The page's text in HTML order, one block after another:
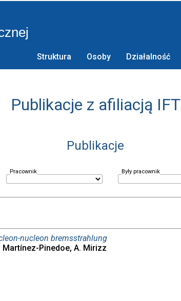
Struktura Osoby Działalność
Publikacje z afiliacją IFT
Publikacje
Pracownik Były pracownik
nucleon bremsstrahlung
Martínez-Pinedoe, A. Mirizz